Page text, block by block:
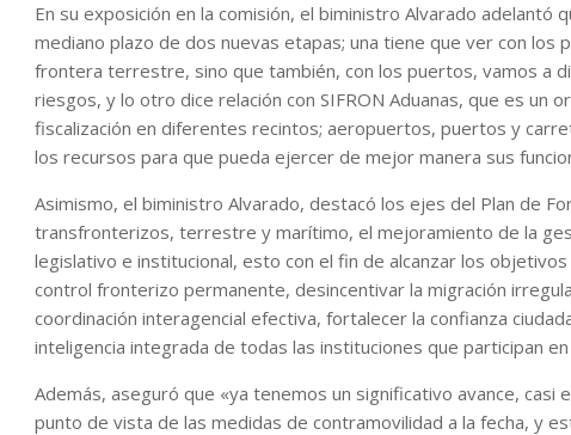
En su exposición en la comisión, el biministro Alvarado adelantó
mediano plazo de dos nuevas etapas; una tiene que ver con
frontera terrestre, sino que también, con los puertos, vamos a
riesgos, y lo otro dice relación con SIFRON Aduanas, que es un
fiscalización en diferentes recintos; aeropuertos, puertos y
los recursos para que pueda ejercer de mejor manera sus
Asimismo, el biministro Alvarado, destacó los ejes del Plan de
transfronterizos, terrestre y marítimo, el mejoramiento de la
legislativo e institucional, esto con el fin de alcanzar los
control fronterizo permanente, desincentivar la migración
coordinación interagencial efectiva, fortalecer la confianza
inteligencia integrada de todas las instituciones que participan
Además, aseguró que «ya tenemos un significativo avance,
punto de vista de las medidas de contramovilidad a la fecha, y